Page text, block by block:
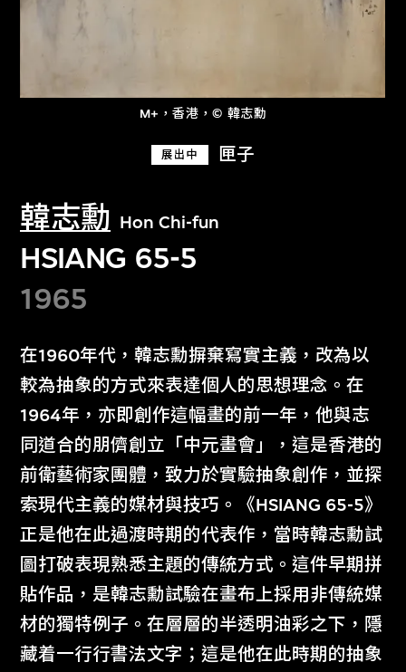
M+，香港，© 韓志勳
展出中 匣子
韓志勳 Hon Chi-fun
HSIANG 65-5
1965
在1960年代，韓志勳摒棄寫實主義，改為以
較為抽象的方式來表達個人的思想理念。在
1964年，亦即創作這幅畫的前一年，他與志
同道合的朋儕創立「中元畫會」，這是香港的
前衛藝術家團體，致力於實驗抽象創作，並探
索現代主義的媒材與技巧。《HSIANG 65-5》
正是他在此過渡時期的代表作，當時韓志勳試
圖打破表現熟悉主題的傳統方式。這件早期拼
貼作品，是韓志勳試驗在畫布上採用非傳統媒
材的獨特例子。在層層的半透明油彩之下，隱
藏着一行行書法文字；這是他在此時期的抽象
探索世界頂級的二十及二十一世紀視覺